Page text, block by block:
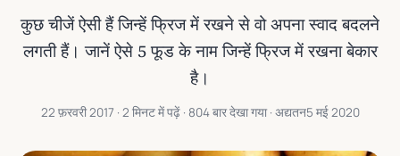
कुछ चीजें ऐसी हैं जिन्‍हें फ्रिज में रखने से वो अपना स्‍वाद बदलने
लगती हैं। जानें ऐसे 5 फूड के नाम जिन्‍हें फ्रिज में रखना बेकार
है।
22 फ़रवरी 2017 · 2 मिनट में पढ़ें · 804 बार देखा गया · अद्यतन5 मई 2020